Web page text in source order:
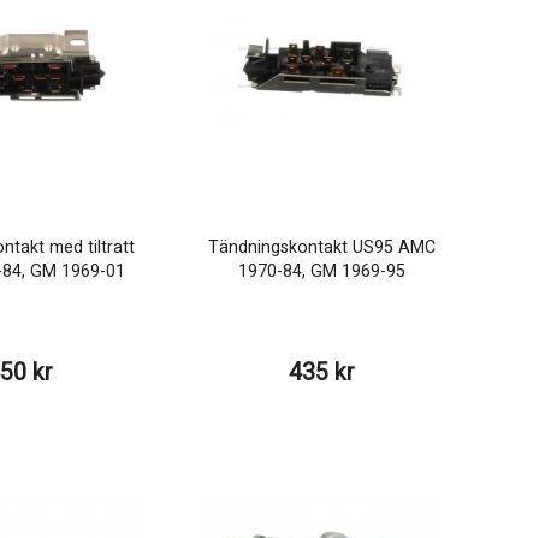
med tiltratt
GM 1969-01
kr
Tändningskontakt US95 AMC
1970-84, GM 1969-95
435 kr